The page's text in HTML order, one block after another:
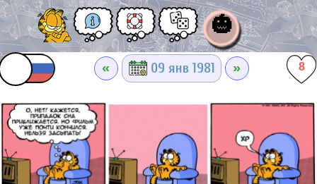
🎃
« 09 янв 1981 » 8